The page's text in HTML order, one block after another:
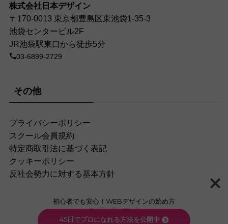
株式会社日本デザイン
〒170-0013 東京都豊島区東池袋1-35-3
池袋センタービル2F
JR池袋駅東口から徒歩5分
03-6899-2729
その他
プライバシーポリシー
スクール会員規約
特定商取引法に基づく表記
クッキーポリシー
反社会勢力に対する基本方針
初心者でも安心！WEBデザインの始め方
45日でプロになれる方法を公開中